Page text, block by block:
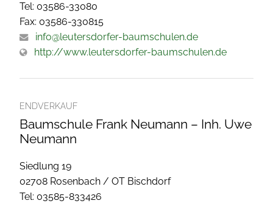
Tel: 03586-33080
Fax: 03586-330815
info@leutersdorfer-baumschulen.de
http://www.leutersdorfer-baumschulen.de
ENDVERKAUF
Baumschule Frank Neumann – Inh. Uwe
Neumann
Siedlung 19
02708 Rosenbach / OT Bischdorf
Tel: 03585-833426